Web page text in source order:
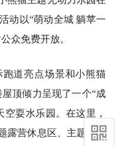
动以“萌动全城 躺苹一
众免费开放。
道亮点场景和小熊猫
顶倾力呈现了一个“成
空耍水乐园。在这里，
露营休息区、主题儿童